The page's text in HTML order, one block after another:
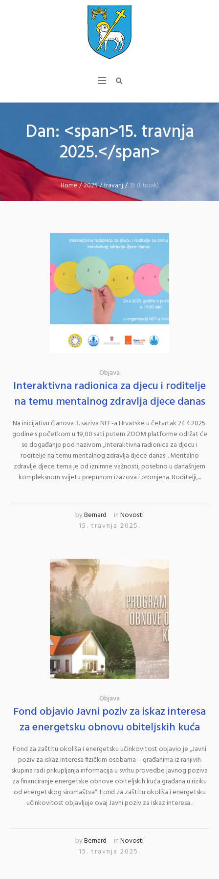
Dan: <span>15. travnja
2025.</span>
Home/2025/travanj/15 (Utorak)
Objava
Interaktivna radionica za djecu i roditelje
na temu mentalnog zdravlja djece danas
Na inicijativu članova 3. saziva NEF-a Hrvatske u četvrtak 24.4.2025.
godine s početkom u 19,00 sati putem ZOOM platforme održat će
se događanje pod nazivom „Interaktivna radionica za djecu i
roditelje na temu mentalnog zdravlja djece danas“. Mentalno
zdravlje djece tema je od iznimne važnosti, posebno u današnjem
kompleksnom svijetu prepunom izazova i promjena. Roditelji,...
byBernard inNovosti
15. travnja 2025.
Objava
Fond objavio Javni poziv za iskaz interesa
za energetsku obnovu obiteljskih kuća
Fond za zaštitu okoliša i energetsku učinkovitost objavio je „Javni
poziv za iskaz interesa fizičkim osobama – građanima iz ranjivih
skupina radi prikupljanja informacija u svrhu provedbe javnog poziva
za financiranje energetske obnove obiteljskih kuća građana u riziku
od energetskog siromaštva“. Fond za zaštitu okoliša i energetsku
učinkovitost objavljuje ovaj Javni poziv za iskaz interesa...
byBernard inNovosti
15. travnja 2025.